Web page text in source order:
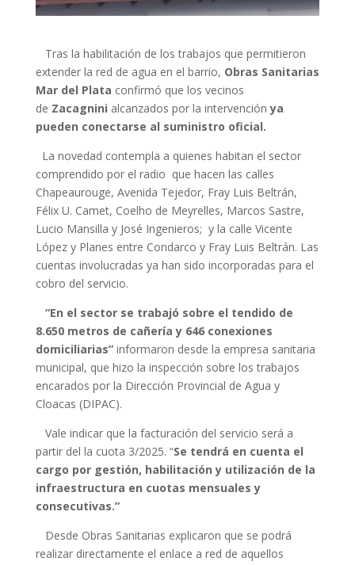
Tras la habilitación de los trabajos que permitieron
extender la red de agua en el barrio, Obras Sanitarias
Mar del Plata confirmó que los vecinos
de Zacagnini alcanzados por la intervenciónya
pueden conectarse al suministro oficial.
La novedad contempla a quienes habitan el sector
comprendido por el radio que hacen las calles
Chapeaurouge, Avenida Tejedor, Fray Luis Beltrán,
Félix U. Camet, Coelho de Meyrelles, Marcos Sastre,
Lucio Mansilla y José Ingenieros; y la calle Vicente
López y Planes entre Condarco y Fray Luis Beltrán. Las
cuentas involucradas ya han sido incorporadas para el
cobro del servicio.
“En el sector se trabajó sobre el tendido de
8.650 metros de cañería y 646 conexiones
domiciliarias”informaron desde la empresa sanitaria
municipal, que hizo la inspección sobre los trabajos
encarados por la Dirección Provincial de Agua y
Cloacas (DIPAC).
Vale indicar que la facturación del servicio será a
partir del la cuota 3/2025. “Se tendrá en cuenta el
cargo por gestión, habilitación y utilización de la
infraestructura en cuotas mensuales y
consecutivas.”
Desde Obras Sanitarias explicaron que se podrá
realizar directamente el enlace a red de aquellos